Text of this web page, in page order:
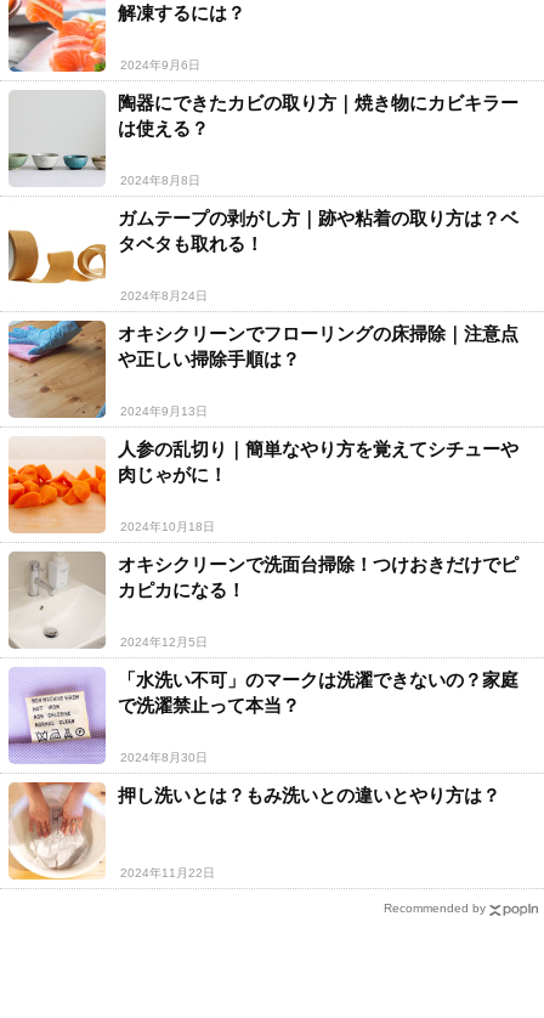
解凍するには？
2024年9月6日
陶器にできたカビの取り方｜焼き物にカビキラー
は使える？
2024年8月8日
ガムテープの剥がし方｜跡や粘着の取り方は？ベ
タベタも取れる！
2024年8月24日
オキシクリーンでフローリングの床掃除｜注意点
や正しい掃除手順は？
2024年9月13日
人参の乱切り｜簡単なやり方を覚えてシチューや
肉じゃがに！
2024年10月18日
オキシクリーンで洗面台掃除！つけおきだけでピ
カピカになる！
2024年12月5日
「水洗い不可」のマークは洗濯できないの？家庭
で洗濯禁止って本当？
2024年8月30日
押し洗いとは？もみ洗いとの違いとやり方は？
2024年11月22日
Recommended by